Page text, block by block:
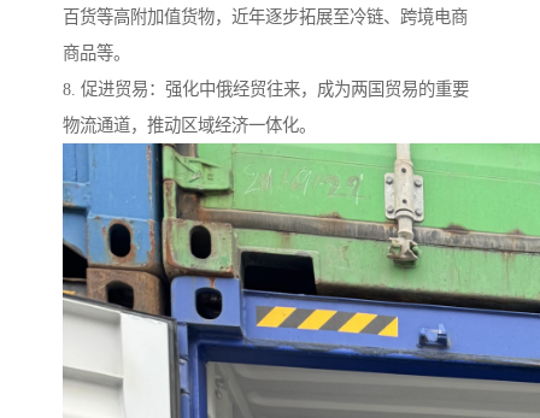
百货等高附加值货物，近年逐步拓展至冷链、跨境电商
商品等。
8. 促进贸易：强化中俄经贸往来，成为两国贸易的重要
物流通道，推动区域经济一体化。